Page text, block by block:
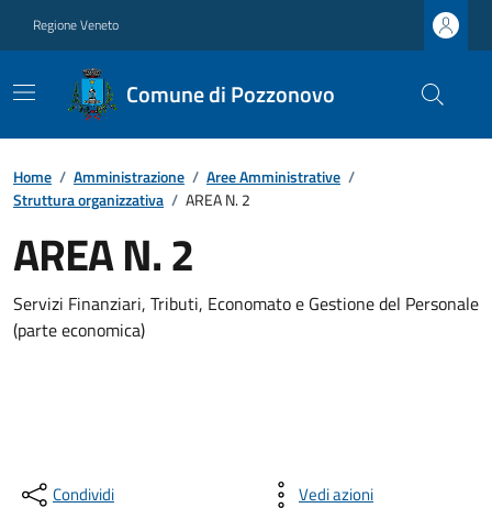
Regione Veneto
Comune di Pozzonovo
Home / Amministrazione / Aree Amministrative /
Struttura organizzativa / AREA N. 2
AREA N. 2
Servizi Finanziari, Tributi, Economato e Gestione del Personale
(parte economica)
Condividi Vedi azioni